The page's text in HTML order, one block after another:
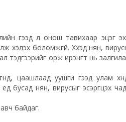
гээд л онош тавихаар эцэг
боломжгүй. Хүүхэд нян,
орж ирэнгүүт нь
цаашлаад уушги гээд улам
бусад нян, вирусыг эсэргүүцэх
байдаг.